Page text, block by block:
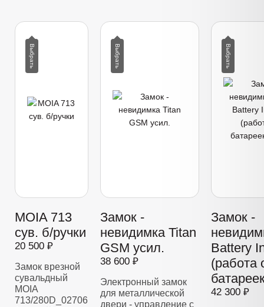
MOIA 713
сув. б/ручки
20 500 ₽
Замок врезной
сувальдный
MOIA
713/280D_02706
Замок -
невидимка Titan
GSM усил.
38 600 ₽
Электронный замок
для металлической
двери - управление с
Замок -
Battery
(работа
42 300 ₽